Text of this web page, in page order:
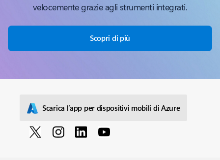
velocemente grazie agli strumenti integrati.
Scopri di più
Scarica l’app per dispositivi mobili di Azure